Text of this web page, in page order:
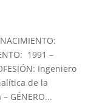
1991 –
Ingeniero
de la
GÉNERO...